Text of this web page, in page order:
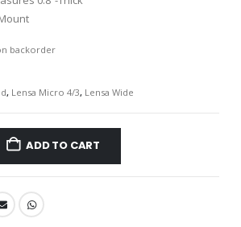
backorder
, Lensa Micro 4/3, Lensa Wide
ADD TO CART